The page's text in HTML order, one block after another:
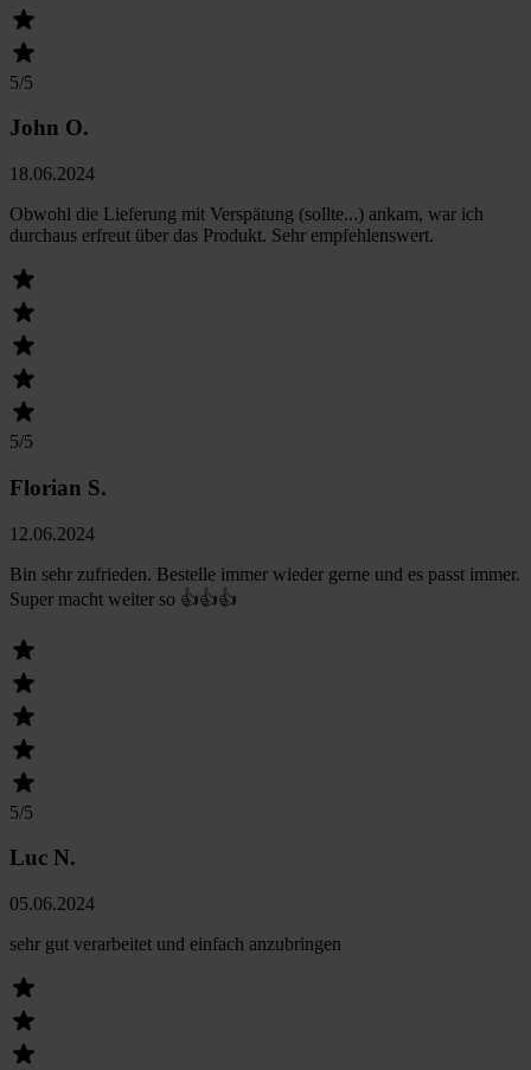
5/5
John O.
18.06.2024
Obwohl die Lieferung mit Verspätung (sollte...) ankam, war ich
durchaus erfreut über das Produkt. Sehr empfehlenswert.
5/5
Florian S.
12.06.2024
Bin sehr zufrieden. Bestelle immer wieder gerne und es passt immer.
Super macht weiter so 👍👍👍
5/5
Luc N.
05.06.2024
sehr gut verarbeitet und einfach anzubringen